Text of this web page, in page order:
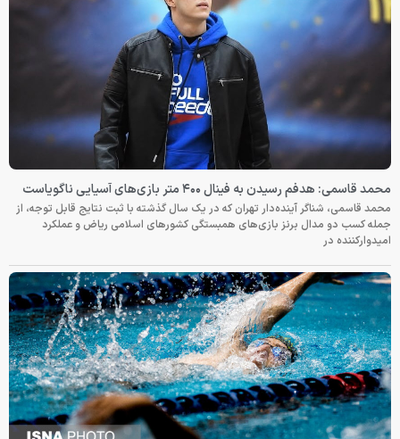
محمد قاسمی: هدفم رسیدن به فینال ۴۰۰ متر بازی‌های آسیایی ناگویاست
محمد قاسمی، شناگر آینده‌دار تهران که در یک سال گذشته با ثبت نتایج قابل توجه، از
جمله کسب دو مدال برنز بازی‌های همبستگی کشورهای اسلامی ریاض و عملکرد
امیدوارکننده در